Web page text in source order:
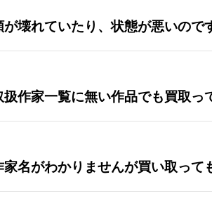
が壊れていたり、状態が悪いので
扱作家一覧に無い作品でも買取っ
家名がわかりませんが買い取って